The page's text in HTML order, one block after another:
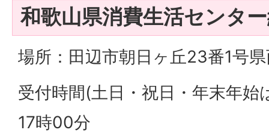
和歌山県消費生活センタ
場所：田辺市朝日ヶ丘23番1号
受付時間(土日・祝日・年末年
17時00分